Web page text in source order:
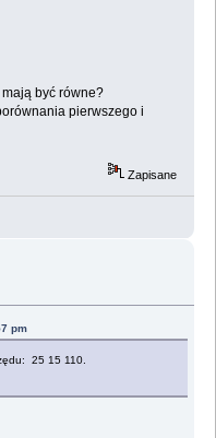
być równe?
pierwszego i
Zapisane
pm
25 15 110.